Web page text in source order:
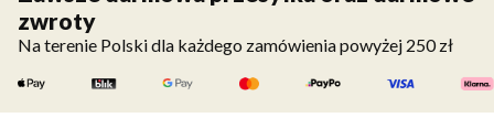
zwroty
Na terenie Polski dla każdego zamówienia powyżej 250 zł